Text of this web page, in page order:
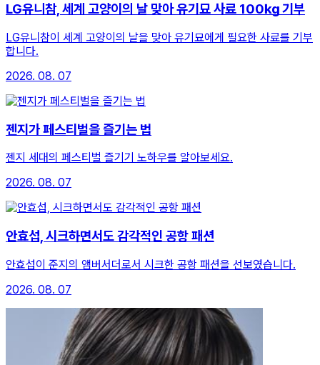
LG유니참, 세계 고양이의 날 맞아 유기묘 사료 100㎏ 기부
LG유니참이 세계 고양이의 날을 맞아 유기묘에게 필요한 사료를 기부
합니다.
2026. 08. 07
젠지가 페스티벌을 즐기는 법
젠지 세대의 페스티벌 즐기기 노하우를 알아보세요.
2026. 08. 07
안효섭, 시크하면서도 감각적인 공항 패션
안효섭이 준지의 앰버서더로서 시크한 공항 패션을 선보였습니다.
2026. 08. 07